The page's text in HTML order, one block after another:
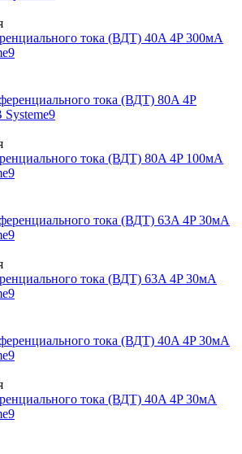
тока (ВДТ) 40A 4P 300мА
тока (ВДТ) 80A 4P 100мА
тока (ВДТ) 63A 4P 30мА
тока (ВДТ) 40A 4P 30мА